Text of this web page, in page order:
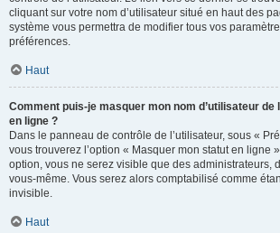
cliquant sur votre nom d’utilisateur situé en haut des
système vous permettra de modifier tous vos
préférences.
Haut
Comment puis-je masquer mon nom d’utilisateur
en ligne ?
Dans le panneau de contrôle de l’utilisateur, sous «
vous trouverez l’option « Masquer mon statut en ligne
option, vous ne serez visible que des administrateurs,
vous-même. Vous serez alors comptabilisé comme
invisible.
Haut